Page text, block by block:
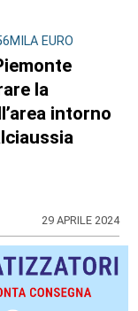
EURO
la
intorno
29 APRILE 2024